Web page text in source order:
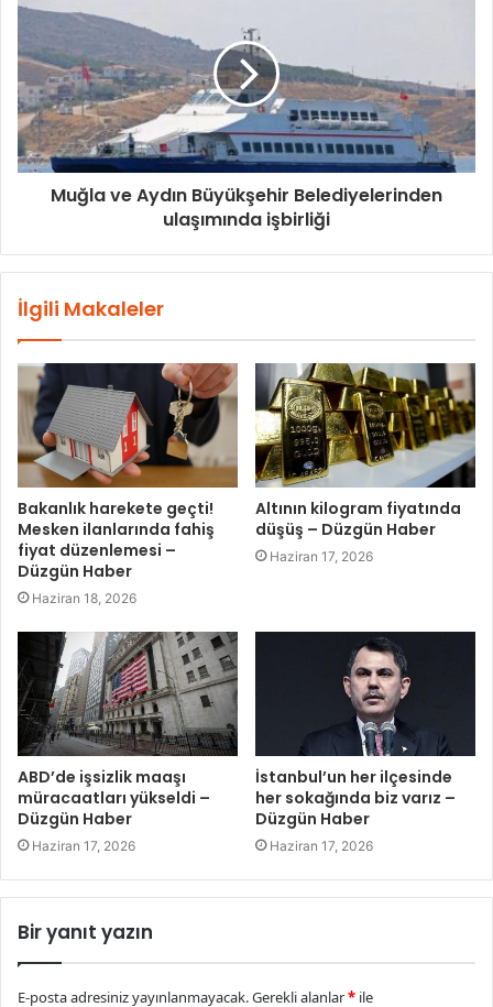
Muğla ve Aydın Büyükşehir Belediyelerinden
ulaşımında işbirliği
İlgili Makaleler
Bakanlık harekete geçti!
Mesken ilanlarında fahiş
fiyat düzenlemesi –
Düzgün Haber
Haziran 18, 2026
Altının kilogram fiyatında
düşüş – Düzgün Haber
Haziran 17, 2026
ABD’de işsizlik maaşı
müracaatları yükseldi –
Düzgün Haber
Haziran 17, 2026
İstanbul’un her ilçesinde
her sokağında biz varız –
Düzgün Haber
Haziran 17, 2026
Bir yanıt yazın
E-posta adresiniz yayınlanmayacak.Gerekli alanlar* ile